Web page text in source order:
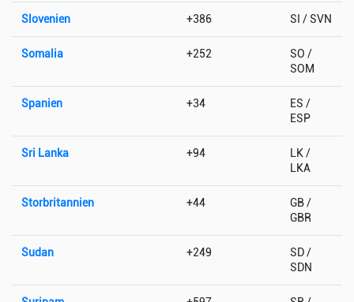
Slovenien +386 SI / SVN
Somalia +252
SO /
SOM
Spanien +34
ES /
ESP
Sri Lanka +94
LK /
LKA
Storbritannien +44
GB /
GBR
Sudan +249
SD /
SDN